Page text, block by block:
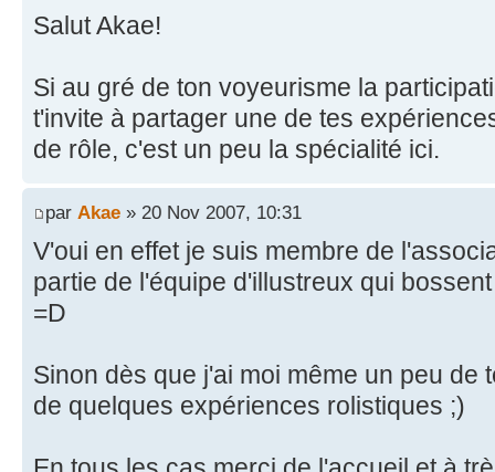
Salut Akae!
Si au gré de ton voyeurisme la
t'invite à partager une de tes
de rôle, c'est un peu la spécialité ici.
par Akae » 20 Nov 2007, 10:31
V'oui en effet je suis membre de
partie de l'équipe d'illustreux qui
=D
Sinon dès que j'ai moi même un peu de
de quelques expériences rolistiques ;)